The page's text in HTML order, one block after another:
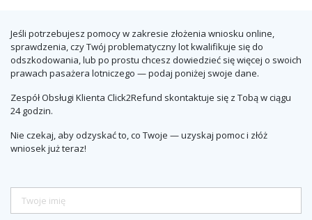
Jeśli potrzebujesz pomocy w zakresie złożenia wniosku online,
sprawdzenia, czy Twój problematyczny lot kwalifikuje się do
odszkodowania, lub po prostu chcesz dowiedzieć się więcej o swoich
prawach pasażera lotniczego — podaj poniżej swoje dane.
Zespół Obsługi Klienta Click2Refund skontaktuje się z Tobą w ciągu
24 godzin.
Nie czekaj, aby odzyskać to, co Twoje — uzyskaj pomoc i złóż
wniosek już teraz!